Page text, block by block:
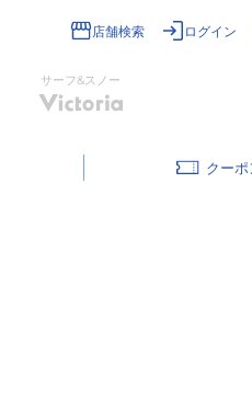
店舗検索 ログイン
サーフ&スノー
クーポ